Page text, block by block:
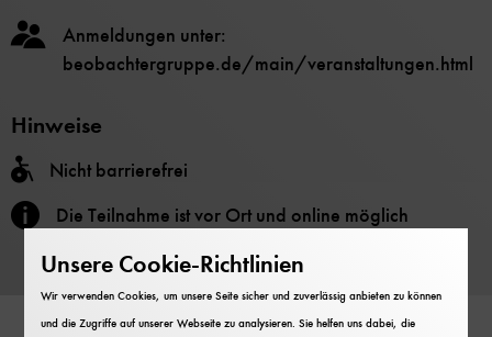
Anmeldungen unter:
beobachtergruppe.de/main/veranstaltungen.html
Hinweise
Nicht barrierefrei
Die Teilnahme ist vor Ort und online möglich
Anmeldung
Unsere Cookie-Richtlinien
Wir verwenden Cookies, um unsere Seite sicher und zuverlässig anbieten zu können
und die Zugriffe auf unserer Webseite zu analysieren. Sie helfen uns dabei, die